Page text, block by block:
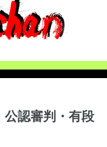
公認審判・有段